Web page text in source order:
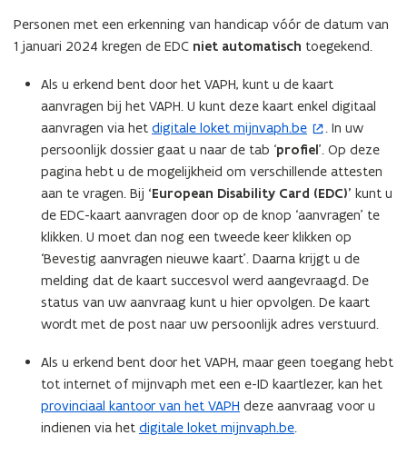
Personen met een erkenning van handicap vóór de datum van
1 januari 2024 kregen de EDC niet automatisch toegekend.
Als u erkend bent door het VAPH, kunt u de kaart
aanvragen bij het VAPH. U kunt deze kaart enkel digitaal
aanvragen via het digitale loket mijnvaph.be
(
o
p
e
n
t
i
n
n
i
u
w
v
e
. In uw
persoonlijk dossier gaat u naar de tab ‘profiel’. Op deze
pagina hebt u de mogelijkheid om verschillende attesten
aan te vragen. Bij ‘European Disability Card (EDC)’ kunt u
de EDC-kaart aanvragen door op de knop ‘aanvragen’ te
klikken. U moet dan nog een tweede keer klikken op
‘Bevestig aanvragen nieuwe kaart’. Daarna krijgt u de
melding dat de kaart succesvol werd aangevraagd. De
status van uw aanvraag kunt u hier opvolgen. De kaart
wordt met de post naar uw persoonlijk adres verstuurd.
Als u erkend bent door het VAPH, maar geen toegang hebt
tot internet of mijnvaph met een e-ID kaartlezer, kan het
provinciaal kantoor van het VAPH deze aanvraag voor u
indienen via het digitale loket mijnvaph.be.